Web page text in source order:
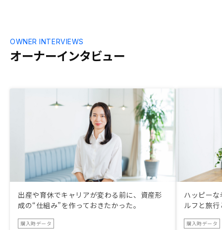
オーナーインタビュー
OWNER INTERVIEWS
出産や育休でキャリアが変わる前に、資産形
成の“仕組み”を作っておきたかった。
購入時データ
ハッピー
ルフと旅
購入時データ